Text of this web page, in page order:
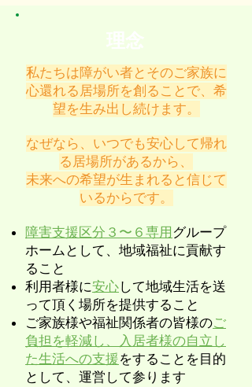
理念
私たちは障がい者とそのご家族に
心還れる居場所を創ることで、希
望を生み出し続けます。
なぜなら、いつでも安心して帰れ
る居場所があるから、
未来への希望が生まれると信じて
いるからです。
障害支援区分３〜６専用 グループ
ホームとして、地域福祉に貢献す
ること
利用者様に安心して地域生活を送
って頂く場所を提供すること
ご家族様や福祉関係者の皆様のご
負担を軽減し、入居者様の自立し
た生活への支援をすることを目的
として、運営して参ります